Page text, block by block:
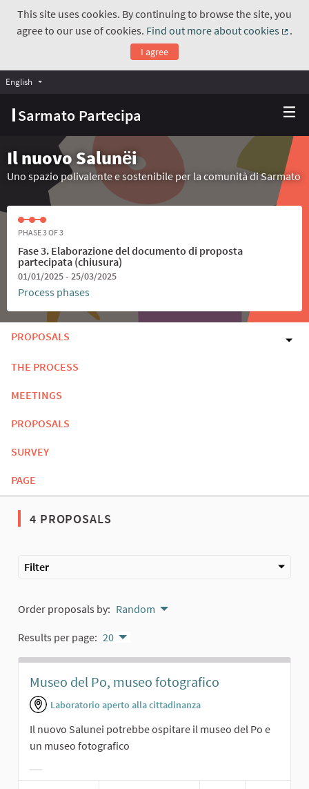
This site uses cookies. By continuing to browse the site, you
agree to our use of cookies. Find out more about cookies
.
I agree
Sarmato Partecipa
English Choose language
Il nuovo Salunёi
Uno spazio polivalente e sostenibile per la comunità di Sarmato
PHASE 3 OF 3
Fase 3. Elaborazione del documento di proposta
partecipata (chiusura)
01/01/2025 - 25/03/2025
Process phases
PROPOSALS
THE PROCESS
MEETINGS
PROPOSALS
SURVEY
PAGE
4 PROPOSALS
Filter
Order proposals by: Random
Results per page: 20
Museo del Po, museo fotografico
Laboratorio aperto alla cittadinanza
Il nuovo Salunei potrebbe ospitare il museo del Po e
un museo fotografico